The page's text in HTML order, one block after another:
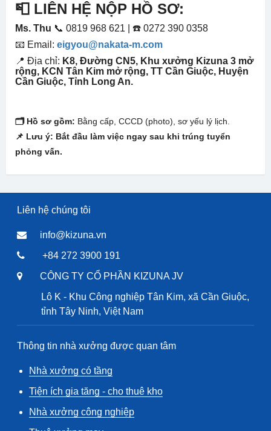
📮 LIÊN HỆ NỘP HỒ SƠ:
Ms. Thu 📞 0819 968 621 | ☎️ 0272 390 0358
📧 Email: eigyou@nakata-m.com
📍 Địa chỉ: K8, Đường CN5, Khu xưởng Kizuna 3 mở
rộng, KCN Tân Kim mở rộng, TT Cần Giuộc, Huyện
Cần Giuộc, Tỉnh Long An.
🗂️ Hồ sơ gồm: Bằng cấp, CCCD (photo), sơ yếu lý lịch.
📌 Lưu ý: Bắt đầu làm việc ngay sau khi trúng tuyển
phỏng vấn.
Liên hệ chúng tôi
info@kizuna.vn
+84 272 3900 191
CÔNG TY CỔ PHẦN KIZUNA JV
Lô K - Khu Công nghiệp Tân Kim, xã Cần Giuộc,
tỉnh Tây Ninh, Việt Nam
Thông tin nhà xưởng được quan tâm
Nhà xưởng có tầng
Tiện ích gia tăng - cho thuê kho
Nhà xưởng công nghiệp